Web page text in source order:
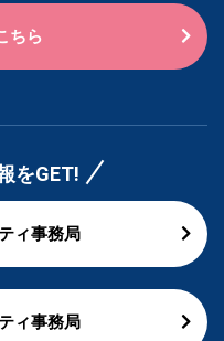
ちら
をGET!
ィ事務局
ィ事務局